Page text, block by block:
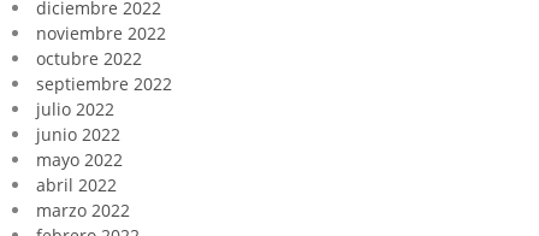
diciembre 2022
noviembre 2022
octubre 2022
septiembre 2022
julio 2022
junio 2022
mayo 2022
abril 2022
marzo 2022